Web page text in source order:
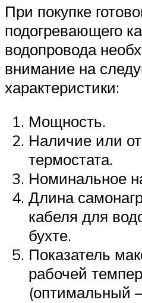
При покупке
подогревающего
водопровода
внимание на
характеристики:
Мощность.
Наличие или
термостата.
Номинальное
Длина
кабеля для
бухте.
Показатель
рабочей
(оптимальный